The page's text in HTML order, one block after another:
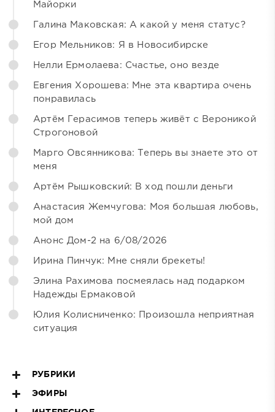
Майорки
Галина Маковская: А какой у меня статус?
Егор Мельников: Я в Новосибирске
Нелли Ермолаева: Счастье, оно везде
Евгения Хорошева: Мне эта квартира очень
понравилась
Артём Герасимов теперь живёт с Вероникой
Строгоновой
Марго Овсянникова: Теперь вы знаете это от
меня
Артём Рышковский: В ход пошли деньги
Анастасия Жемчугова: Моя большая любовь,
мой дом
Анонс Дом-2 на 6/08/2026
Ирина Пинчук: Мне сняли брекеты!
Элина Рахимова посмеялась над подарком
Надежды Ермаковой
Юлия Колисниченко: Произошла неприятная
ситуация
РУБРИКИ
ЭФИРЫ